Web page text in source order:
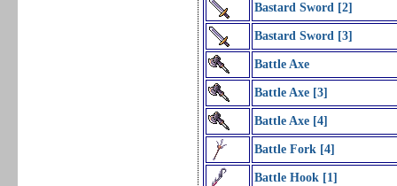
Bastard Sword [2]
Bastard Sword [3]
Battle Axe
Battle Axe [3]
Battle Axe [4]
Battle Fork [4]
Battle Hook [1]